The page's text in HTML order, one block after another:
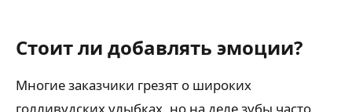
Стоит ли добавлять эмоции?
Многие заказчики грезят о широких